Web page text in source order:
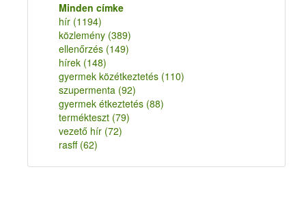
Minden címke
hír (1194)
közlemény (389)
ellenőrzés (149)
hírek (148)
gyermek közétkeztetés (110)
szupermenta (92)
gyermek étkeztetés (88)
termékteszt (79)
vezető hír (72)
rasff (62)